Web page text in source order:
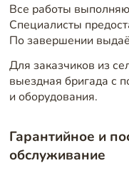
Все работы
Специалисты
По завершении
Для заказчиков из
выездная бригада с
и оборудования.
Гарантийное и
обслуживание